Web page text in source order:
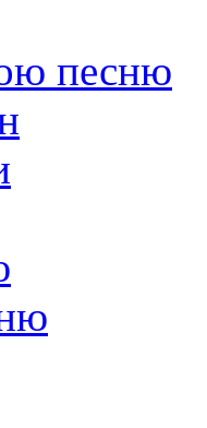
песню